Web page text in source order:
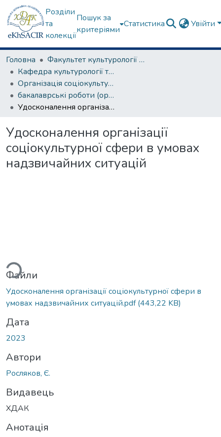
Розділи
та
колекції
Пошук за
критеріями
Статистика Увійти
Головна
Факультет культурології та соціальних комунікацій
Кафедра культурології та музеєзнавства
Організація соціокультурної діяльності
бакалаврські роботи (організація соціокультурної діяльності)
Удосконалення організації соціокультурної сфери в умовах надзвичайних ситуацій
Удосконалення організації
соціокультурної сфери в умовах
надзвичайних ситуацій
Файли
Удосконалення організації соціокультурної сфери в
умовах надзвичайних ситуацій.pdf(443,22 KB)
Дата
2023
Автори
Росляков, Є.
Видавець
ХДАК
Анотація